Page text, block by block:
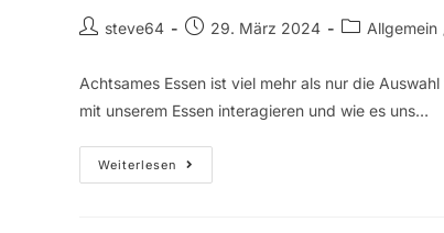
steve64 29. März 2024 Allgemein
Achtsames Essen ist viel mehr als nur die
mit unserem Essen interagieren und wie es uns…
Weiterlesen